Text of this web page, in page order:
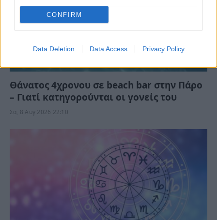
CONFIRM
Data Deletion Data Access Privacy Policy
Θάνατος 4χρονου σε beach bar στην Πάρο
– Γιατί κατηγορούνται οι γονείς του
Σα, 8 Αυγ 2026 22:10